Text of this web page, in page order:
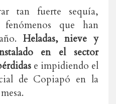
tan fuerte sequía,
fenómenos que han
Heladas, nieve y
en el sector
e impidiendo el
de Copiapó en la